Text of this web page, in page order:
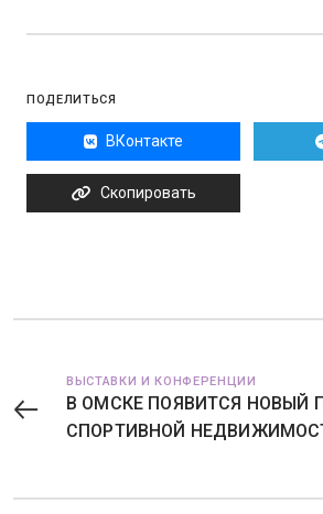
ПОДЕЛИТЬСЯ
ВКонтакте
Скопировать
ВЫСТАВКИ И КОНФЕРЕНЦИИ
В ОМСКЕ ПОЯВИТСЯ НОВЫЙ
СПОРТИВНОЙ